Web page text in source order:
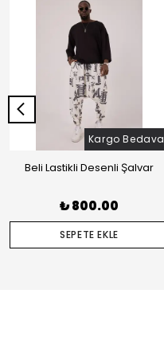
Kargo Bedava
Beli Lastikli Desenli Şalvar
₺ 800.00
SEPETE EKLE